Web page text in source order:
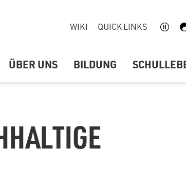
WIKI QUICK LINKS
ÜBER UNS BILDUNG